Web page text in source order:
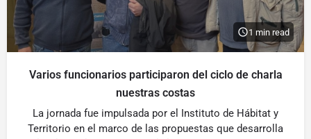
1 min read
Varios funcionarios participaron del ciclo de charla
nuestras costas
La jornada fue impulsada por el Instituto de Hábitat y
Territorio en el marco de las propuestas que desarrolla